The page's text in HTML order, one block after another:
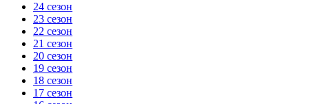
24 сезон
23 сезон
22 сезон
21 сезон
20 сезон
19 сезон
18 сезон
17 сезон